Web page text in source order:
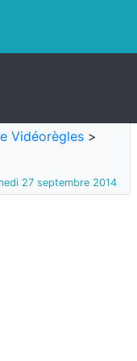
Vidéorègles >
27 septembre 2014